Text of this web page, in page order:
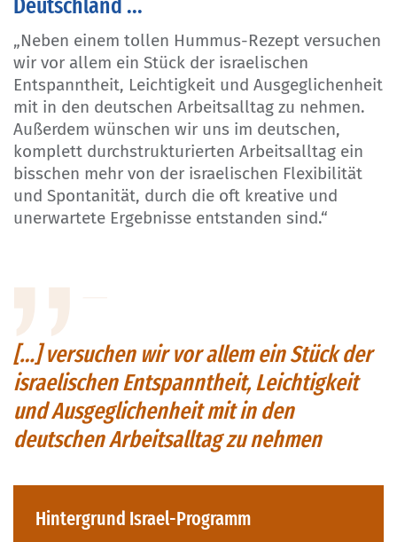
Deutschland ...
„Neben einem tollen Hummus-Rezept versuchen
wir vor allem ein Stück der israelischen
Entspanntheit, Leichtigkeit und Ausgeglichenheit
mit in den deutschen Arbeitsalltag zu nehmen.
Außerdem wünschen wir uns im deutschen,
komplett durchstrukturierten Arbeitsalltag ein
bisschen mehr von der israelischen Flexibilität
und Spontanität, durch die oft kreative und
unerwartete Ergebnisse entstanden sind.“
[…] versuchen wir vor allem ein Stück der
israelischen Entspanntheit, Leichtigkeit
und Ausgeglichenheit mit in den
deutschen Arbeitsalltag zu nehmen
Hintergrund Israel-Programm